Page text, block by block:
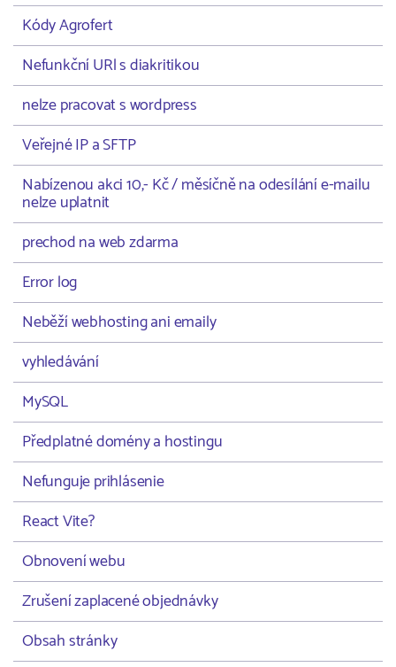
Kódy Agrofert
Nefunkční URl s diakritikou
nelze pracovat s wordpress
Veřejné IP a SFTP
Nabízenou akci 10,- Kč / měsíčně na odesílání e-mailu
nelze uplatnit
prechod na web zdarma
Error log
Neběží webhosting ani emaily
vyhledávání
MySQL
Předplatné domény a hostingu
Nefunguje prihlásenie
React Vite?
Obnovení webu
Zrušení zaplacené objednávky
Obsah stránky